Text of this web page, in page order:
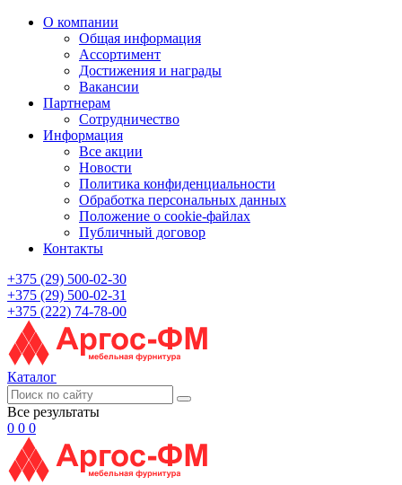
О компании
Общая информация
Ассортимент
Достижения и награды
Вакансии
Партнерам
Сотрудничество
Информация
Все акции
Новости
Политика конфиденциальности
Обработка персональных данных
Положение о cookie-файлах
Публичный договор
Контакты
+375 (29) 500-02-30
+375 (29) 500-02-31
+375 (222) 74-78-00
Каталог
Все результаты
0 0 0